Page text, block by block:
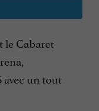
le Cabaret
un tout